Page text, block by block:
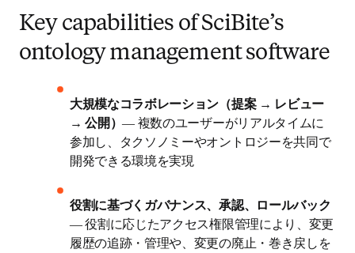
Key capabilities of SciBite’s
ontology management software
大規模なコラボレーション（提案 → レビュー
→ 公開）― 複数のユーザーがリアルタイムに
参加し、タクソノミーやオントロジーを共同で
開発できる環境を実現
― 役割に応じたアクセス権限管理により、変更
履歴の追跡・管理や、変更の廃止・巻き戻しを